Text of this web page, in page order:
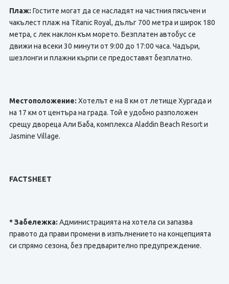
Плаж: Гостите могат да се насладят на частния пясъчен и
чакълест плаж на Titanic Royal, дълъг 700 метра и широк 180
метра, с лек наклон към морето. Безплатен автобус се
движи на всеки 30 минути от 9:00 до 17:00 часа. Чадъри,
шезлонги и плажни кърпи се предоставят безплатно.
Местоположение: Хотелът е на 8 км от летище Хургада и
на 17 км от центъра на града. Той е удобно разположен
срещу двореца Али Баба, комплекса Aladdin Beach Resort и
Jasmine Village.
FACTSHEET
* Забележка: Администрацията на хотела си запазва
правото да прави промени в изпълнението на концепцията
си спрямо сезона, без предварително предупреждение.